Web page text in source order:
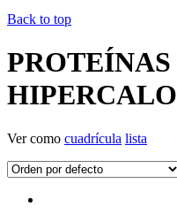
Back to top
PROTEÍNAS
Ver como cuadrícula lista